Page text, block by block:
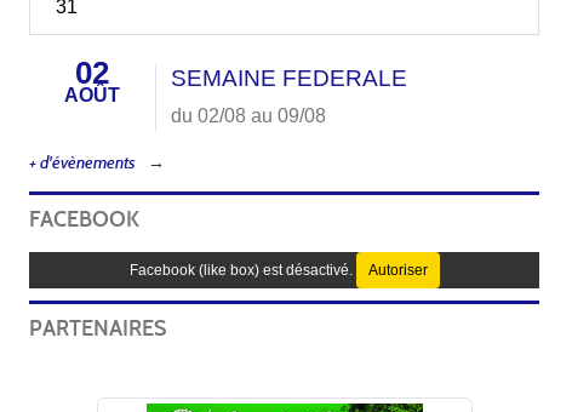
31
02
AOÛT
SEMAINE FEDERALE
du 02/08 au 09/08
+ d'évènements
FACEBOOK
Facebook (like box) est désactivé. Autoriser
PARTENAIRES